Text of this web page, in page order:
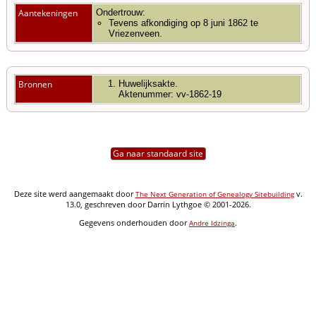
Aantekeningen
Ondertrouw:
Tevens afkondiging op 8 juni 1862 te
Vriezenveen.
Bronnen
Huwelijksakte.
Aktenummer: vv-1862-19
Ga naar standaard site
Deze site werd aangemaakt doorThe Next Generation of Genealogy Sitebuildingv.
13.0, geschreven door Darrin Lythgoe © 2001-2026.
Gegevens onderhouden doorAndre Idzinga.